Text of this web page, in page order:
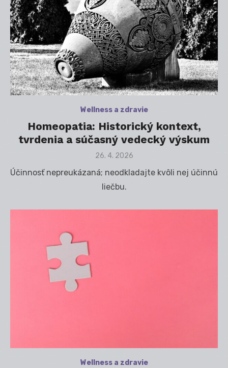
Wellness a zdravie
Homeopatia: Historický kontext,
tvrdenia a súčasný vedecký výskum
Posted
26. 4. 2026
Účinnosť nepreukázaná; neodkladajte kvôli nej účinnú
liečbu.
Wellness a zdravie